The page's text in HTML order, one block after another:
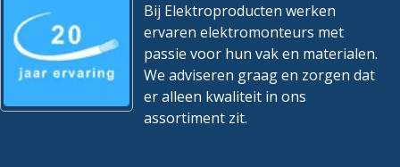
Bij Elektroproducten werken
ervaren elektromonteurs met
passie voor hun vak en materialen.
We adviseren graag en zorgen dat
er alleen kwaliteit in ons
assortiment zit.